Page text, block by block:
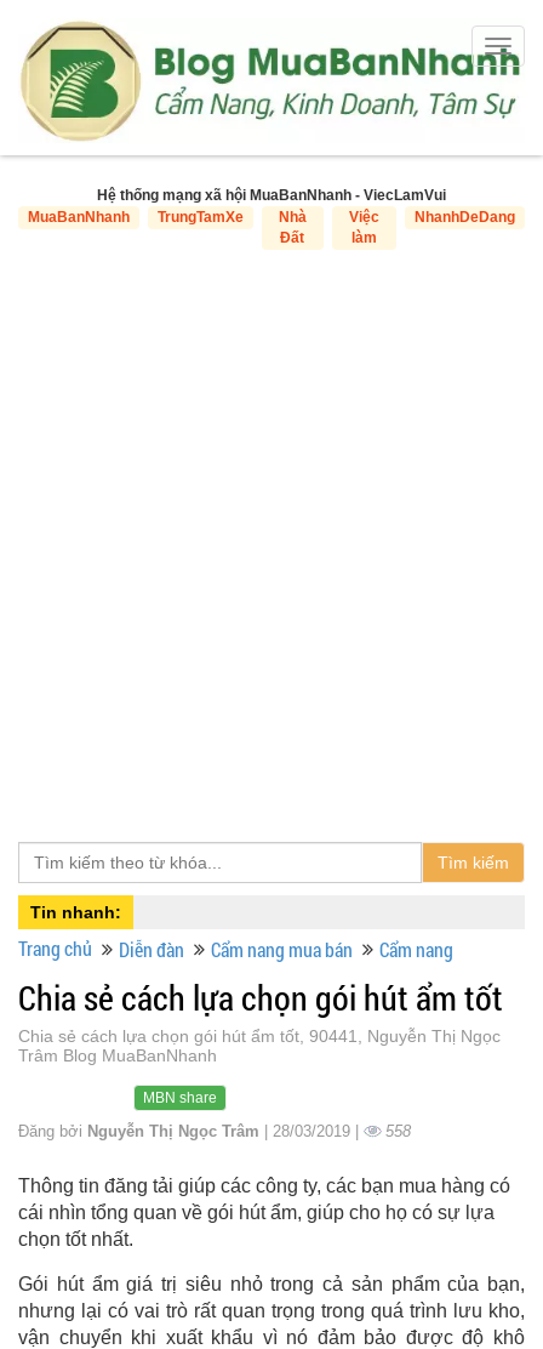
Hệ thống mạng xã hội MuaBanNhanh - ViecLamVui
MuaBanNhanh
TrungTamXe
Nhà
Đất
Việc
làm
NhanhDeDang
Tìm kiếm
Tin nhanh:
Trang chủ Diễn đàn Cẩm nang mua bán Cẩm nang
Chia sẻ cách lựa chọn gói hút ẩm tốt
Chia sẻ cách lựa chọn gói hút ẩm tốt, 90441, Nguyễn Thị Ngọc
Trâm Blog MuaBanNhanh
MBN share
Đăng bởi Nguyễn Thị Ngọc Trâm | 28/03/2019 | 558
Thông tin đăng tải giúp các công ty, các bạn mua hàng có
cái nhìn tổng quan về gói hút ẩm, giúp cho họ có sự lựa
chọn tốt nhất.
Gói hút ẩm giá trị siêu nhỏ trong cả sản phẩm của bạn,
nhưng lại có vai trò rất quan trọng trong quá trình lưu kho,
vận chuyển khi xuất khẩu vì nó đảm bảo được độ khô